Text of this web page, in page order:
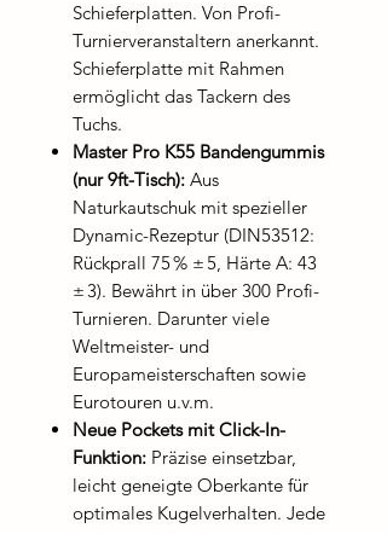
Schieferplatten. Von Profi-
Turnierveranstaltern anerkannt.
Schieferplatte mit Rahmen
ermöglicht das Tackern des
Tuchs.
Master Pro K55 Bandengummis
(nur 9ft-Tisch): Aus
Naturkautschuk mit spezieller
Dynamic-Rezeptur (DIN53512:
Rückprall 75 % ± 5, Härte A: 43
± 3). Bewährt in über 300 Profi-
Turnieren. Darunter viele
Weltmeister- und
Europameisterschaften sowie
Eurotouren u.v.m.
Neue Pockets mit Click-In-
Funktion: Präzise einsetzbar,
leicht geneigte Oberkante für
optimales Kugelverhalten. Jede